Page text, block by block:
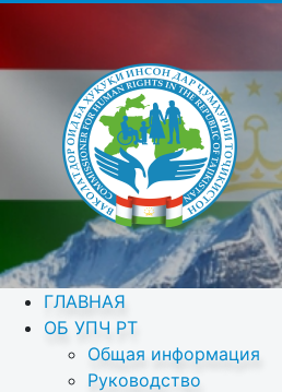
ГЛАВНАЯ
ОБ УПЧ РТ
Общая информация
Руководство